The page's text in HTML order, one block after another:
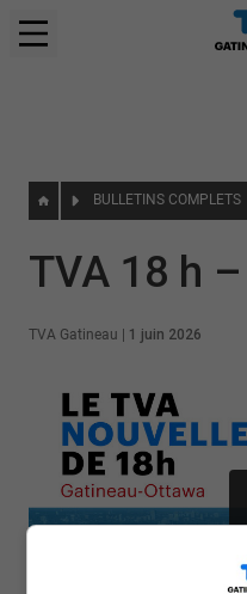
BULLETINS COMPLETS
TVA 18 h
TVA Gatineau 1 juin 2026